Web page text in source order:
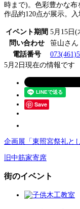
時まで)。色彩豊かな布
作品約120点が展示。入
イベント期間 5月15日(
問い合わせ
笹山さん
電話番号
5月2日現在の情報です
Save
企画展「東照宮祭礼と
旧中筋家寄席
街のイベント